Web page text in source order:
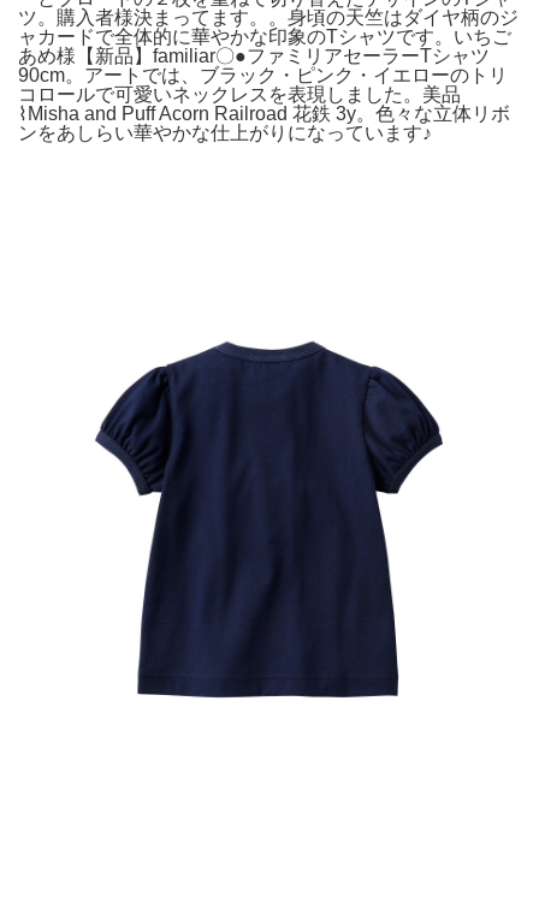
ツ。購入者様決まってます。。身頃の天竺はダイヤ柄のジ
ャカードで全体的に華やかな印象のTシャツです。いちご
あめ様【新品】familiar〇●ファミリアセーラーTシャツ
90cm。アートでは、ブラック・ピンク・イエローのトリ
コロールで可愛いネックレスを表現しました。美品
⌇Misha and Puff Acorn Railroad 花鉄 3y。色々な立体リボ
ンをあしらい華やかな仕上がりになっています♪